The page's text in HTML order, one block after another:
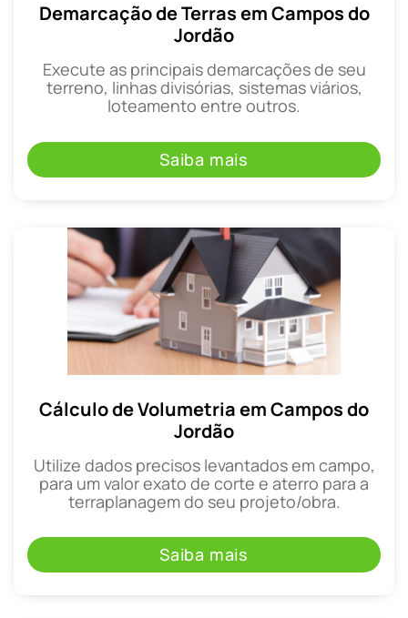
Demarcação de Terras em Campos do
Jordão
Execute as principais demarcações de seu
terreno, linhas divisórias, sistemas viários,
loteamento entre outros.
Saiba mais
Cálculo de Volumetria em Campos do
Jordão
Utilize dados precisos levantados em campo,
para um valor exato de corte e aterro para a
terraplanagem do seu projeto/obra.
Saiba mais